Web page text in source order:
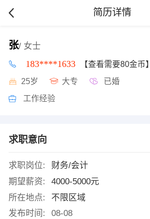
简历详情
张/ 女士
183****1633 【查看需要80金币】
25岁 大专 已婚
工作经验
求职意向
求职岗位:
财务/会计
期望薪资:
4000-5000元
所在地点:
不限区域
发布时间:
08-08